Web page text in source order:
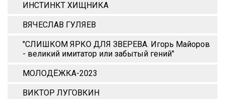
ИНСТИНКТ ХИЩНИКА
ВЯЧЕСЛАВ ГУЛЯЕВ
"СЛИШКОМ ЯРКО ДЛЯ ЗВЕРЕВА. Игорь Майоров
- великий имитатор или забытый гений"
МОЛОДЁЖКА-2023
ВИКТОР ЛУГОВКИН